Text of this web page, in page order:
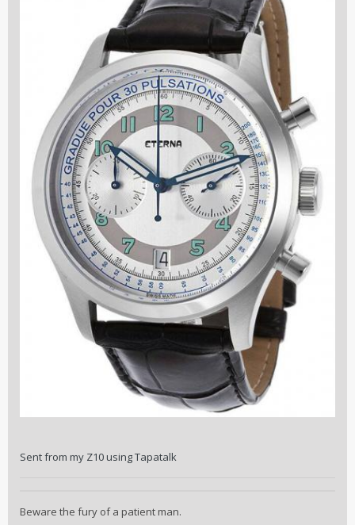
Sent from my Z10 using Tapatalk
Beware the fury of a patient man.